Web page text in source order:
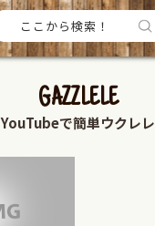
GAZZLELE
YouTubeで簡単ウクレレ